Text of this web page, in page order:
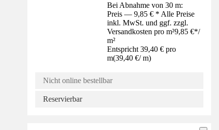
Bei Abnahme von 30 m:
Preis — 9,85 € * Alle Preise
inkl. MwSt. und ggf. zzgl.
Versandkosten pro m²9,85 €*/
m²
Entspricht 39,40 € pro
m(39,40 €/ m)
Nicht online bestellbar
Reservierbar